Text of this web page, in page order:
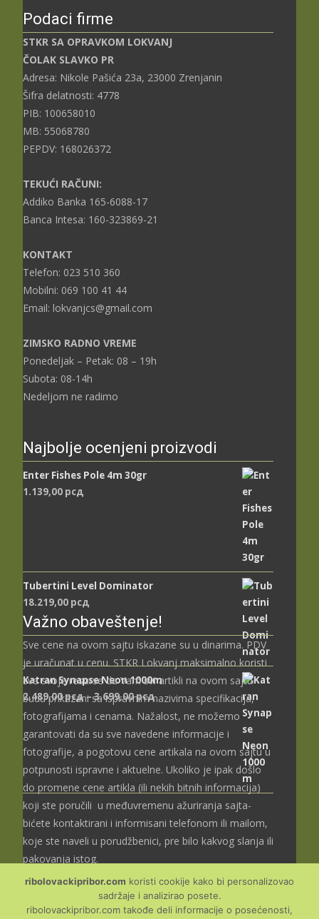
Podaci firme
STKR SA OPRAVKOM LOKVANJ
ČOLAK SLAVKO PR
Adresa: Nikole Pašića 23a, 23000 Zrenjanin
Šifra delatnosti: 4778
PIB: 100658010
MB: 55068780
PEPDV: 168026372
TEKUĆI RAČUNI:
Addiko Banka 165-6088-17
Banca Intesa: 160-323869-21
KONTAKT
Telefon: 023 510 360
Mobilni: 069 100 41 44
Email: lokvanjcs@gmail.com
ZIMSKO RADNO VREME
Ponedeljak – Petak: 08 – 19h
Subota: 08-14h
Nedeljom ne radimo
Najbolje ocenjeni proizvodi
Enter Fishes Pole 4m 30gr
1.139,00 рсд
Tubertini Level Dominator
18.219,00 рсд
Katran Synapse Neon 1000m
2.489,00рсд – 3.699,00рсдРаспон
цена:
2.489,00 рсд
3.699,00 рсд
Važno obaveštenje!
Sve cene na ovom sajtu iskazane su u dinarima. PDV
je uračunat u cenu. STKR Lokvanj maksimalno koristi
sve svoje resurse da Vam svi artikli na ovom sajtu
budu prikazani sa ispravnim nazivima specifikacija,
fotografijama i cenama. Nažalost, ne možemo
garantovati da su sve navedene informacije i
fotografije, a pogotovu cene artikala na ovom sajtu u
potpunosti ispravne i aktuelne. Ukoliko je ipak došlo
do promene cene artikla (ili nekih bitnih informacija)
koji ste poručili u međuvremenu ažuriranja sajta-
bićete kontaktirani i informisani telefonom ili mailom,
koje ste naveli u porudžbenici, pre bilo kakvog slanja ili
pakovanja istog.
ribolovackipribor.com koristi cookije kako bi personalizovao
sadržaje i analizirao posete.
ribolovackipribor.com takođe deli informacije o posećenosti,